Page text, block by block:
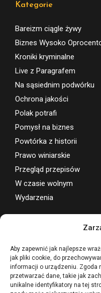
Aby zapewnić jak najlepsze
jak pliki cookie, do
informacji o urządzeniu. Zgoda
przetwarzać dane, takie jak
unikalne identyfikatory na tej
Kategorie
Bareizm ciągle żywy
Biznes Wysoko
Kroniki kryminalne
Live z Paragrafem
Na sąsiednim podwórku
Ochrona jakości
Polak potrafi
Pomysł na biznes
Powtórka z historii
Prawo winiarskie
Przegląd przepisów
W czasie wolnym
Wydarzenia